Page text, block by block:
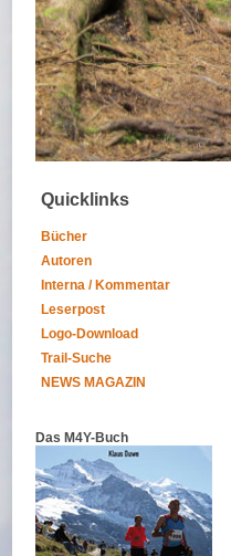
Quicklinks
Bücher
Autoren
Interna / Kommentar
Leserpost
Logo-Download
Trail-Suche
NEWS MAGAZIN
Das M4Y-Buch